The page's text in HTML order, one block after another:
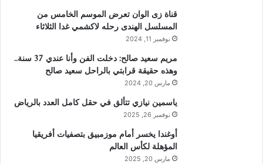
قناة زى الوان تعرض الموسم الخامس من
المسلسل الهندى رحله لاكشمي غدا الثلاثاء
نوفمبر 11, 2024
مريم سعيد صالح: دخلت الفن وأنا عندي 37 سنة..
وهذه حقيقة قرابتي بالراحل سعيد صالح
مارس 20, 2024
ياسمين نيازي تتألق في حقل كامل العدد بالرياض
نوفمبر 26, 2025
أوغندا يخسر أمام موزمبيق بتصفيات أفريقيا
المؤهلة لكأس العالم
مارس 20, 2025